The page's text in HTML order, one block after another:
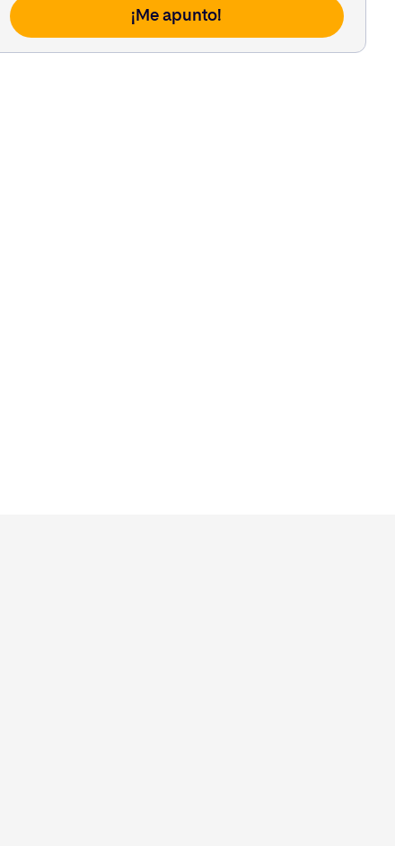
Usted podrá revocar el consentimiento otorgado, así como ejercitar los
derechos reconocidos en los artículos 15 a 22 del Reglamento (UE) 2016/679,
Alarcón, Madrid, o a la siguiente dirección de correo electrónico